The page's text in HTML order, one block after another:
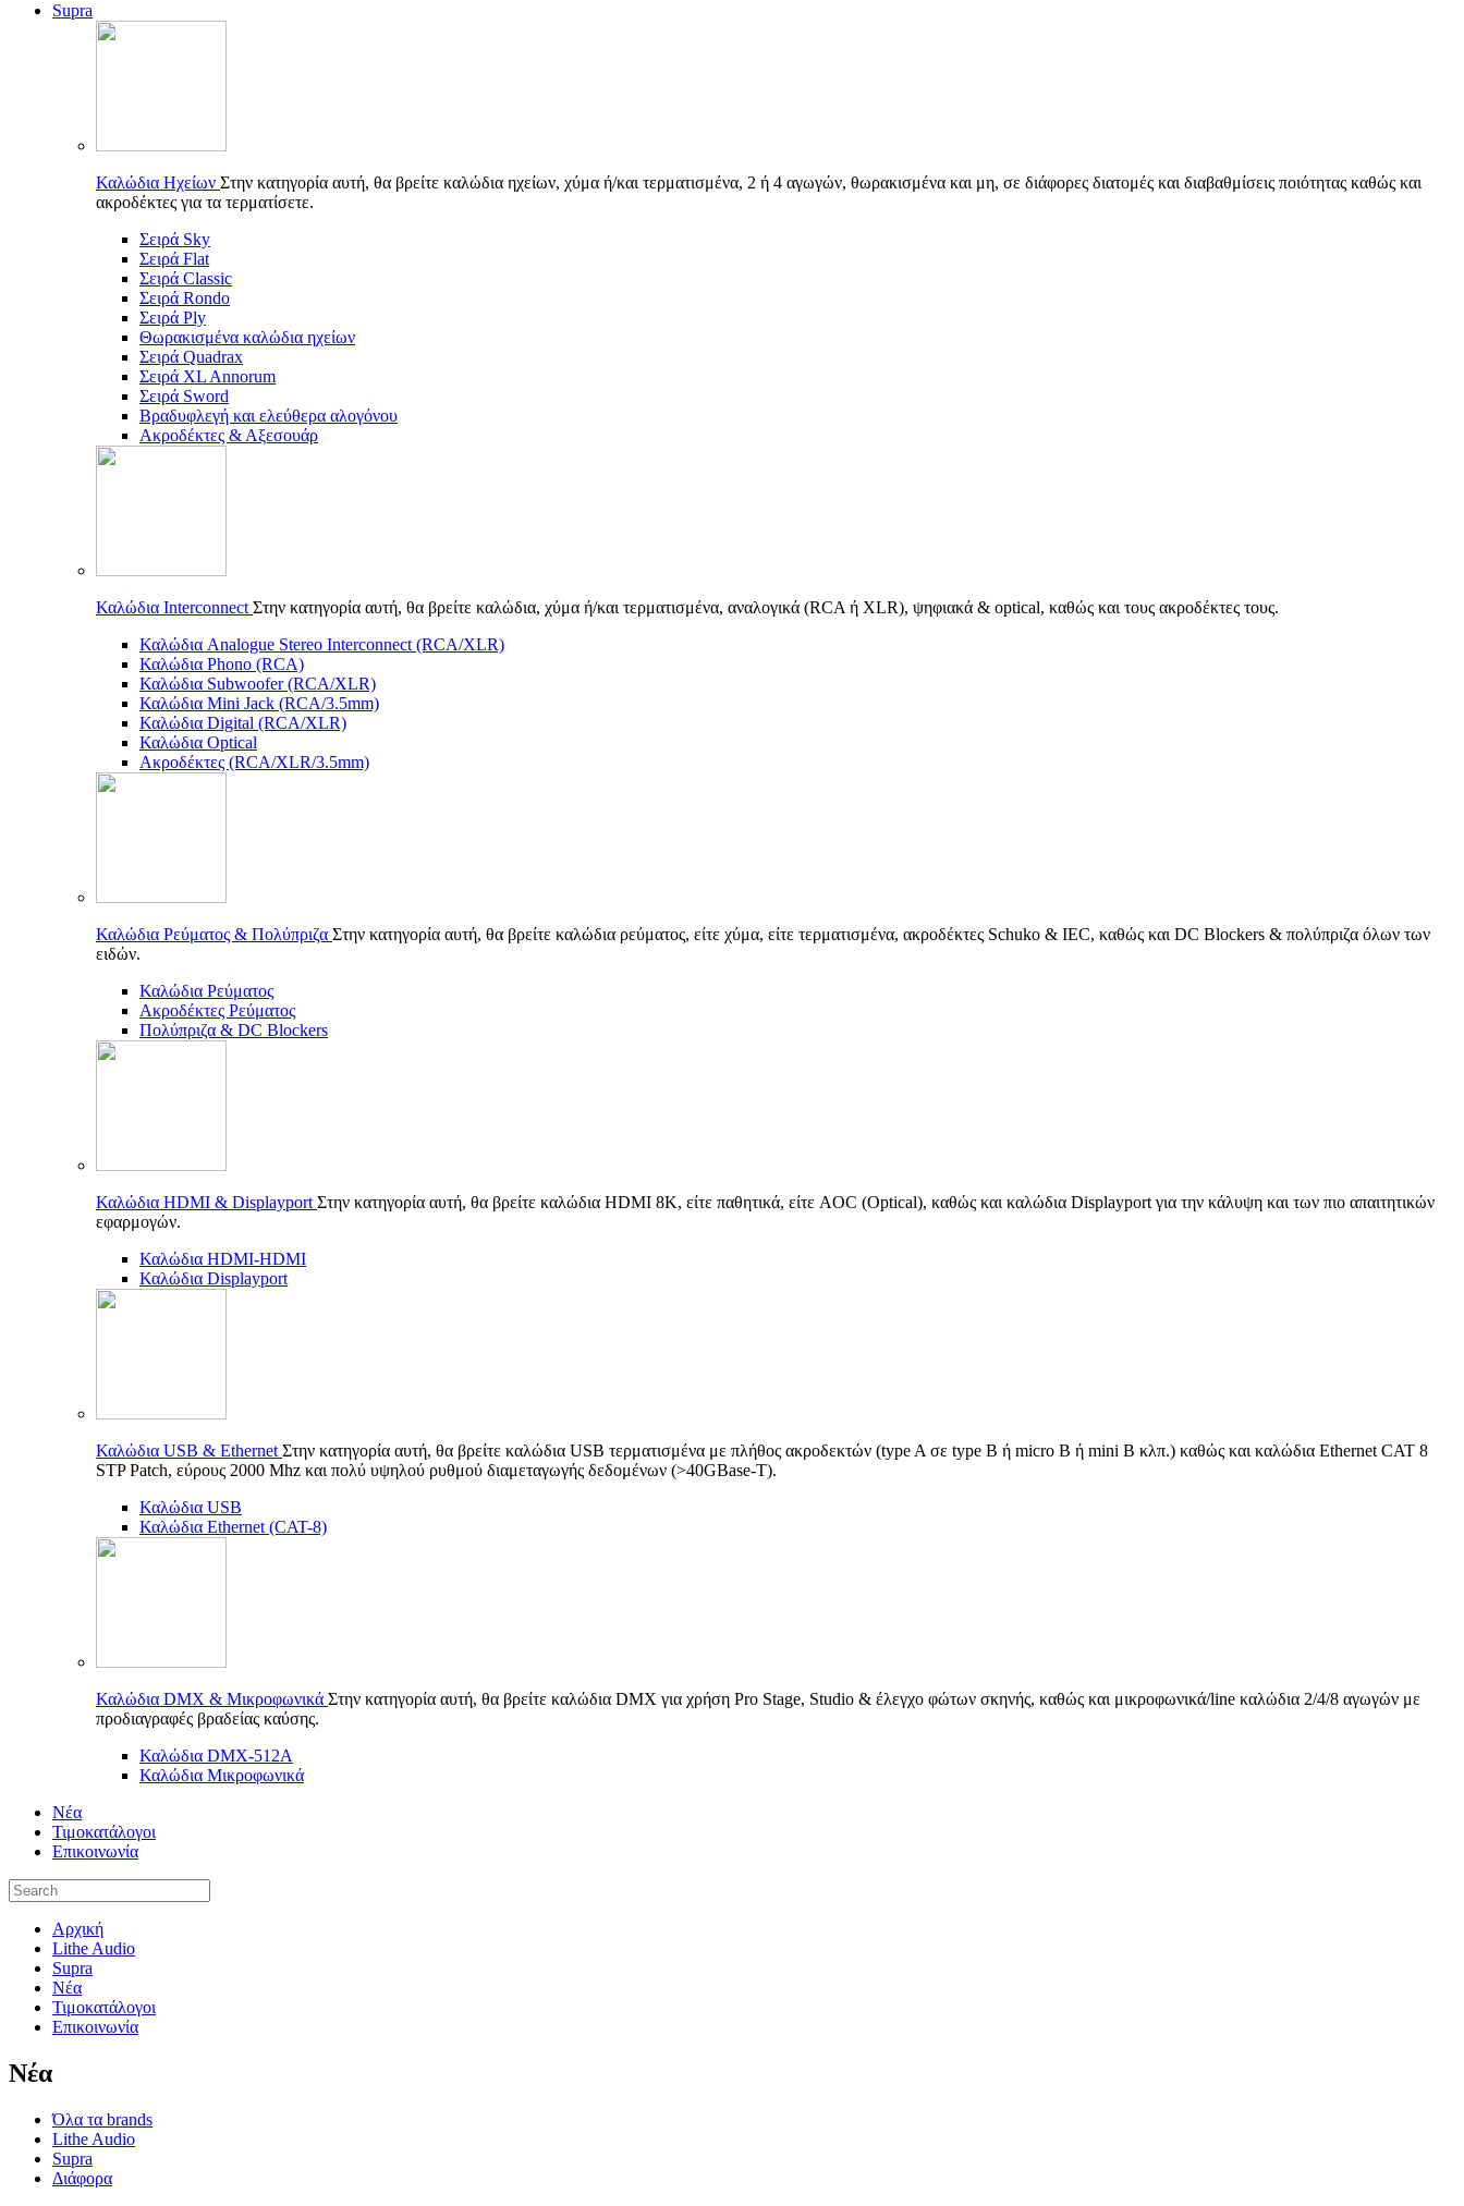
Supra
Καλώδια Ηχείων Στην κατηγορία αυτή, θα βρείτε καλώδια ηχείων, χύμα ή/και τερματισμένα, 2 ή 4 αγωγών, θωρακισμένα και μη, σε διάφορες διατομές και διαβαθμίσεις ποιότητας καθώς και
ακροδέκτες για τα τερματίσετε.
Σειρά Sky
Σειρά Flat
Σειρά Classic
Σειρά Rondo
Σειρά Ply
Θωρακισμένα καλώδια ηχείων
Σειρά Quadrax
Σειρά XL Annorum
Σειρά Sword
Βραδυφλεγή και ελεύθερα αλογόνου
Ακροδέκτες & Αξεσουάρ
Καλώδια Interconnect Στην κατηγορία αυτή, θα βρείτε καλώδια, χύμα ή/και τερματισμένα, αναλογικά (RCA ή XLR), ψηφιακά & optical, καθώς και τους ακροδέκτες τους.
Καλώδια Analogue Stereo Interconnect (RCA/XLR)
Καλώδια Phono (RCA)
Καλώδια Subwoofer (RCA/XLR)
Καλώδια Mini Jack (RCA/3.5mm)
Καλώδια Digital (RCA/XLR)
Καλώδια Optical
Ακροδέκτες (RCA/XLR/3.5mm)
Καλώδια Ρεύματος & Πολύπριζα Στην κατηγορία αυτή, θα βρείτε καλώδια ρεύματος, είτε χύμα, είτε τερματισμένα, ακροδέκτες Schuko & IEC, καθώς και DC Blockers & πολύπριζα όλων των
ειδών.
Καλώδια Ρεύματος
Ακροδέκτες Ρεύματος
Πολύπριζα & DC Blockers
Καλώδια HDMI & Displayport Στην κατηγορία αυτή, θα βρείτε καλώδια HDMI 8K, είτε παθητικά, είτε AOC (Optical), καθώς και καλώδια Displayport για την κάλυψη και των πιο απαιτητικών
εφαρμογών.
Καλώδια HDMI-HDMI
Καλώδια Displayport
Καλώδια USB & Ethernet Στην κατηγορία αυτή, θα βρείτε καλώδια USB τερματισμένα με πλήθος ακροδεκτών (type A σε type B ή micro B ή mini B κλπ.) καθώς και καλώδια Ethernet CAT 8
STP Patch, εύρους 2000 Mhz και πολύ υψηλού ρυθμού διαμεταγωγής δεδομένων (>40GBase-T).
Καλώδια USB
Καλώδια Ethernet (CAT-8)
Καλώδια DMX & Μικροφωνικά Στην κατηγορία αυτή, θα βρείτε καλώδια DMX για χρήση Pro Stage, Studio & έλεγχο φώτων σκηνής, καθώς και μικροφωνικά/line καλώδια 2/4/8 αγωγών με
προδιαγραφές βραδείας καύσης.
Καλώδια DMX-512A
Καλώδια Μικροφωνικά
Νέα
Τιμοκατάλογοι
Επικοινωνία
Αρχική
Lithe Audio
Supra
Νέα
Τιμοκατάλογοι
Επικοινωνία
Nέα
Όλα τα brands
Lithe Audio
Supra
Διάφορα